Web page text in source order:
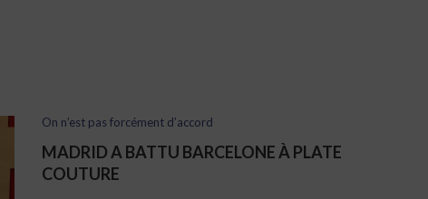
On n’est pas forcément d’accord
MADRID A BATTU BARCELONE À PLATE
COUTURE